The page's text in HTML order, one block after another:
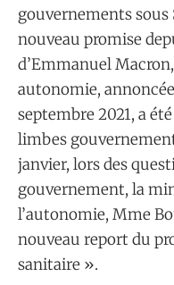
gouvernements sous
nouveau promise
d’Emmanuel
autonomie,
septembre 2021, a
limbes
janvier, lors des
gouvernement, la
l’autonomie, Mme
nouveau report du
sanitaire ».